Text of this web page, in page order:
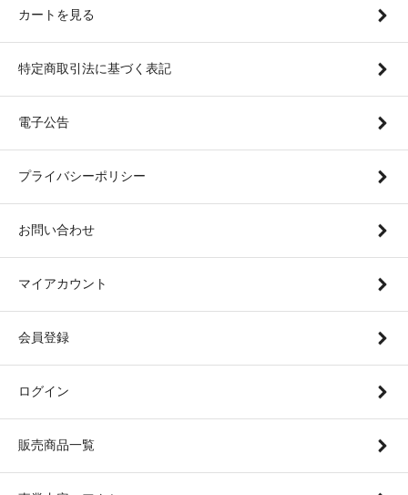
カートを見る
特定商取引法に基づく表記
電子公告
プライバシーポリシー
お問い合わせ
マイアカウント
会員登録
ログイン
販売商品一覧